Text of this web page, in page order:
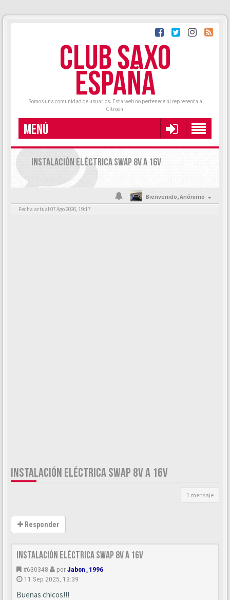
CLUB SAXO
ESPAÑA
Somos una comunidad de usuarios. Esta web no pertenece ni representa a
Citroën.
MENÚ
INSTALACIÓN ELÉCTRICA SWAP 8V A 16V
Bienvenido,Anónimo
Fecha actual 07 Ago 2026, 19:17
INSTALACIÓN ELÉCTRICA SWAP 8V A 16V
1 mensaje
Responder
Instalación eléctrica SWAP 8v a 16v
#630348 porJabon_1996
11 Sep 2025, 13:39
Buenas chicos!!!